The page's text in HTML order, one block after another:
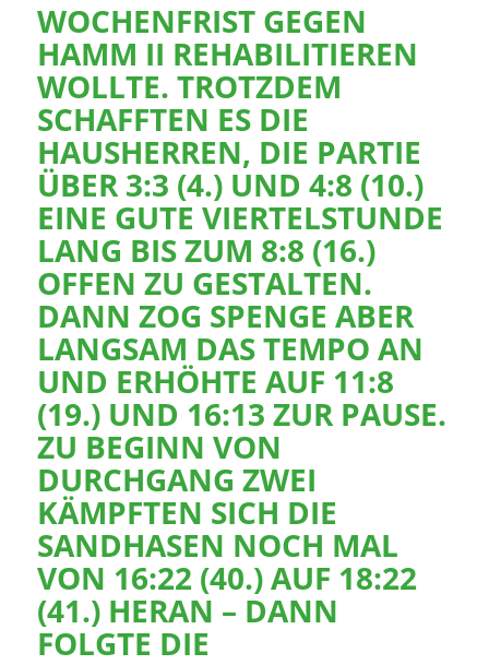
WOCHENFRIST GEGEN
HAMM II REHABILITIEREN
WOLLTE. TROTZDEM
SCHAFFTEN ES DIE
HAUSHERREN, DIE PARTIE
ÜBER 3:3 (4.) UND 4:8 (10.)
EINE GUTE VIERTELSTUNDE
LANG BIS ZUM 8:8 (16.)
OFFEN ZU GESTALTEN.
DANN ZOG SPENGE ABER
LANGSAM DAS TEMPO AN
UND ERHÖHTE AUF 11:8
(19.) UND 16:13 ZUR PAUSE.
ZU BEGINN VON
DURCHGANG ZWEI
KÄMPFTEN SICH DIE
SANDHASEN NOCH MAL
VON 16:22 (40.) AUF 18:22
(41.) HERAN – DANN
FOLGTE DIE